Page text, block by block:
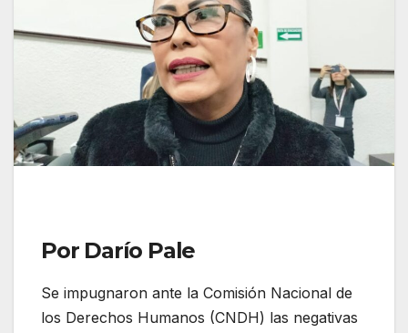
Por Darío Pale
Se impugnaron ante la Comisión Nacional de
los Derechos Humanos (CNDH) las negativas